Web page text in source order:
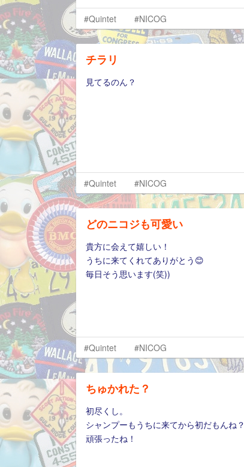
#Quintet #NICOG
チラリ
見てるのん？
#Quintet #NICOG
どのニコジも可愛い
貴方に会えて嬉しい！
うちに来てくれてありがとう😊
毎日そう思います(笑))
#Quintet #NICOG
ちゅかれた？
初尽くし。
シャンプーもうちに来てから初だもんね？
頑張ったね！